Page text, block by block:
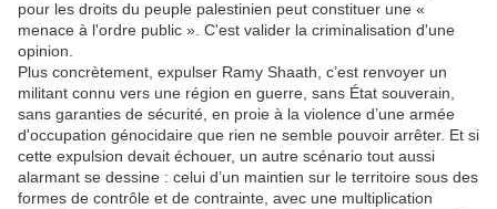
pour les droits du peuple palestinien peut constituer une «
menace à l'ordre public ». C'est valider la criminalisation d'une
opinion.
Plus concrètement, expulser Ramy Shaath, c’est renvoyer un
militant connu vers une région en guerre, sans État souverain,
sans garanties de sécurité, en proie à la violence d’une armée
d'occupation génocidaire que rien ne semble pouvoir arrêter. Et si
cette expulsion devait échouer, un autre scénario tout aussi
alarmant se dessine : celui d’un maintien sur le territoire sous des
formes de contrôle et de contrainte, avec une multiplication